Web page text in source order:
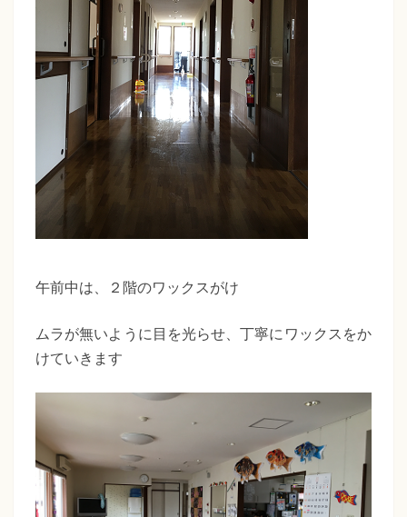
午前中は、２階のワックスがけ
ムラが無いように目を光らせ、丁寧にワックスをか
けていきます